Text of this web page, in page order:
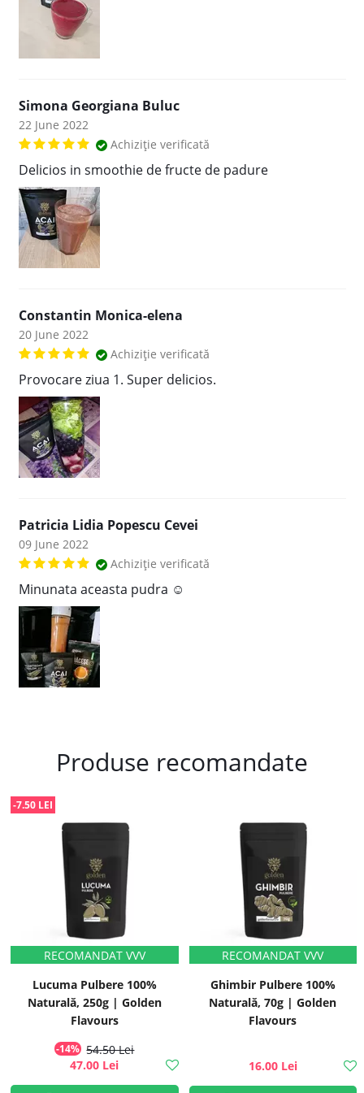
Simona Georgiana Buluc
22 June 2022
Achiziție verificată
Delicios in smoothie de fructe de padure
Constantin Monica-elena
20 June 2022
Achiziție verificată
Provocare ziua 1. Super delicios.
Patricia Lidia Popescu Cevei
09 June 2022
Achiziție verificată
Minunata aceasta pudra ☺️
Produse recomandate
Lucuma Pulbere 100%
Naturală, 250g | Golden
Flavours
-14% 54.50 Lei
-7.50 LEI
47.00 Lei
Ghimbir Pulbere 100%
Naturală, 70g | Golden
Flavours
16.00 Lei